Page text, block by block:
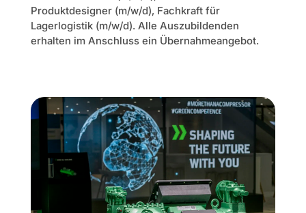
Produktdesigner (m/w/d), Fachkraft für
Lagerlogistik (m/w/d). Alle Auszubildenden
erhalten im Anschluss ein Übernahmeangebot.